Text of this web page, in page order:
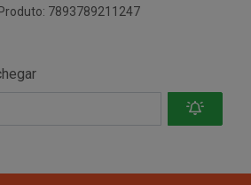
7893789211247